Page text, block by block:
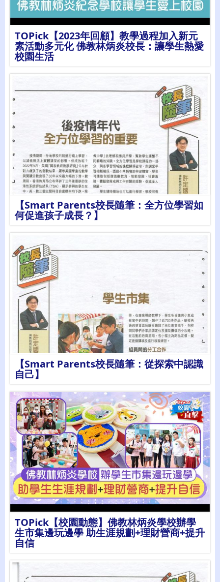
TOPick【2023年回顧】教學過程加入新元
素活動多元化 佛教林炳炎校長：讓學生熱愛
校園生活
【Smart Parents校長隨筆：全方位學習如
何促進孩子成長？】
詳情
【Smart Parents校長隨筆：從探索中認識
自己】
詳情
TOPick【校園動態】佛教林炳炎學校辦學
生市集邊玩邊學 助生涯規劃+理財營商+提升
自信
詳情